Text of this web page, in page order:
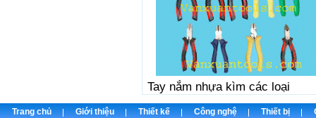
Tay nắm nhựa kìm
Trang chủ Giới thiệu Thiết kế Công nghệ Thiết bị